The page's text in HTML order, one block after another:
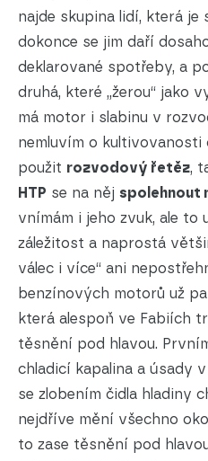
najde skupina lidí, která je
dokonce se jim daří
deklarované spotřeby, a
druhá, které „žerou“ jako
má motor i slabinu v
nemluvím o kultivovanosti
použit rozvodový řetěz,
HTP se na něj spolehnout
vnímám i jeho zvuk, ale to
záležitost a naprostá
válec i více“ ani
benzínových motorů už
která alespoň ve Fabiích
těsnění pod hlavou.
chladicí kapalina a úsady
se zlobením čidla hladiny
nejdříve mění všechno
to zase těsnění pod